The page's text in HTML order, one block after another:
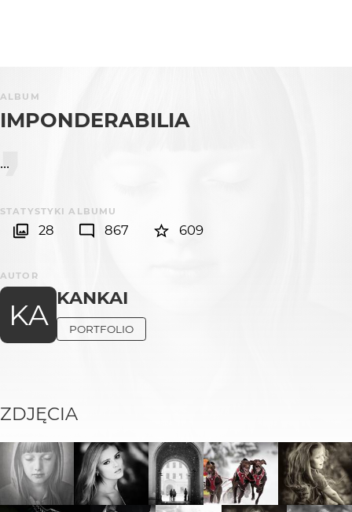
ALBUM
IMPONDERABILIA
...
STATYSTYKI ALBUMU
28 867 609
AUTOR
KA KANKAI
PORTFOLIO
ZDJĘCIA